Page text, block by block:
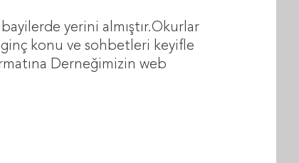
yerini almıştır.Okurlar
konu ve sohbetleri keyifle
Derneğimizin web